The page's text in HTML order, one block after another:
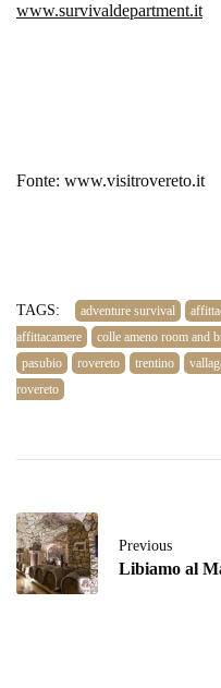
www.survivaldepartment.it
Fonte: www.visitrovereto.it
TAGS: adventure survival
affittacamere
colle ameno room and
pasubio
rovereto trentino
rovereto
Previous
Libiamo al